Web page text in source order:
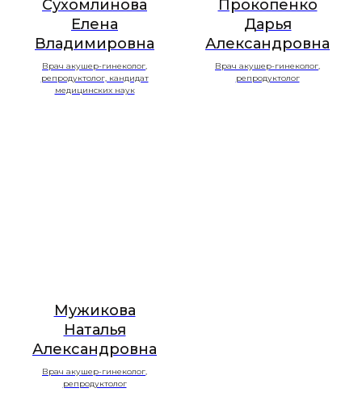
Сухомлинова
Елена
Владимировна
Врач акушер-гинеколог,
репродуктолог, кандидат
медицинских наук
Прокопенко
Дарья
Александровна
Врач акушер-гинеколог,
репродуктолог
Мужикова
Наталья
Александровна
Врач акушер-гинеколог,
репродуктолог
+7
Я ознакомлена(а) и принимаю
Материалы по теме